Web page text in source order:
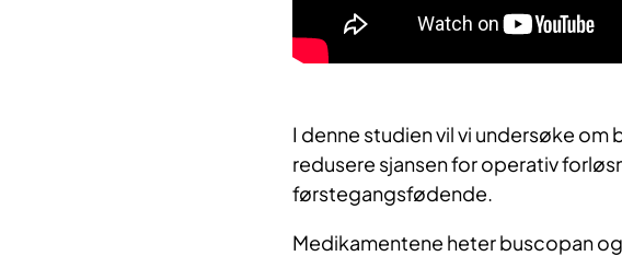
I denne studien vil vi undersøke
redusere sjansen for operativ
førstegangsfødende.
Medikamentene heter buscopan